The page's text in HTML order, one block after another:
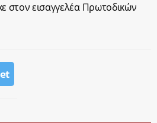
στον εισαγγελέα Πρωτοδικών